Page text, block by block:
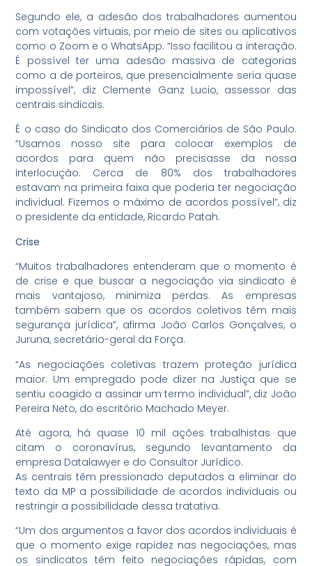
Segundo ele, a adesão dos trabalhadores aumentou
com votações virtuais, por meio de sites ou aplicativos
como o Zoom e o WhatsApp. “Isso facilitou a interação.
É possível ter uma adesão massiva de categorias
como a de porteiros, que presencialmente seria quase
impossível”, diz Clemente Ganz Lucio, assessor das
centrais sindicais.
É o caso do Sindicato dos Comerciários de São Paulo.
“Usamos nosso site para colocar exemplos de
acordos para quem não precisasse da nossa
interlocução. Cerca de 80% dos trabalhadores
estavam na primeira faixa que poderia ter negociação
individual. Fizemos o máximo de acordos possível”, diz
o presidente da entidade, Ricardo Patah.
Crise
“Muitos trabalhadores entenderam que o momento é
de crise e que buscar a negociação via sindicato é
mais vantajoso, minimiza perdas. As empresas
também sabem que os acordos coletivos têm mais
segurança jurídica”, afirma João Carlos Gonçalves, o
Juruna, secretário-geral da Força.
“As negociações coletivas trazem proteção jurídica
maior. Um empregado pode dizer na Justiça que se
sentiu coagido a assinar um termo individual”, diz João
Pereira Neto, do escritório Machado Meyer.
Até agora, há quase 10 mil ações trabalhistas que
citam o coronavírus, segundo levantamento da
empresa Datalawyer e do Consultor Jurídico.
As centrais têm pressionado deputados a eliminar do
texto da MP a possibilidade de acordos individuais ou
restringir a possibilidade dessa tratativa.
“Um dos argumentos a favor dos acordos individuais é
que o momento exige rapidez nas negociações, mas
os sindicatos têm feito negociações rápidas, com